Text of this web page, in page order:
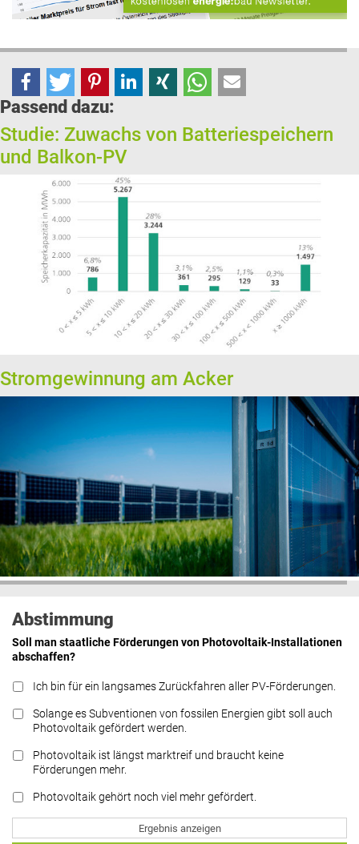
Passend dazu:
Studie: Zuwachs von Batteriespeichern
und Balkon-PV
Stromgewinnung am Acker
Abstimmung
Soll man staatliche Förderungen von Photovoltaik-Installationen
abschaffen?
Ich bin für ein langsames Zurückfahren aller PV-Förderungen.
Solange es Subventionen von fossilen Energien gibt soll auch
Photovoltaik gefördert werden.
Photovoltaik ist längst marktreif und braucht keine
Förderungen mehr.
Photovoltaik gehört noch viel mehr gefördert.
Ergebnis anzeigen